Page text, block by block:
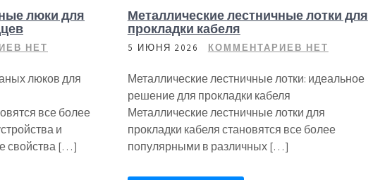
люки для
НЕТ
люков для
все более
и
свойства […]
Металлические лестничные лотки для
прокладки кабеля
5 ИЮНЯ 2026 КОММЕНТАРИЕВ НЕТ
Металлические лестничные лотки: идеальное
решение для прокладки кабеля
Металлические лестничные лотки для
прокладки кабеля становятся все более
популярными в различных […]